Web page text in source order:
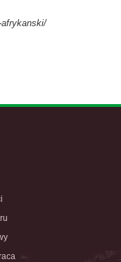
afrykanski/